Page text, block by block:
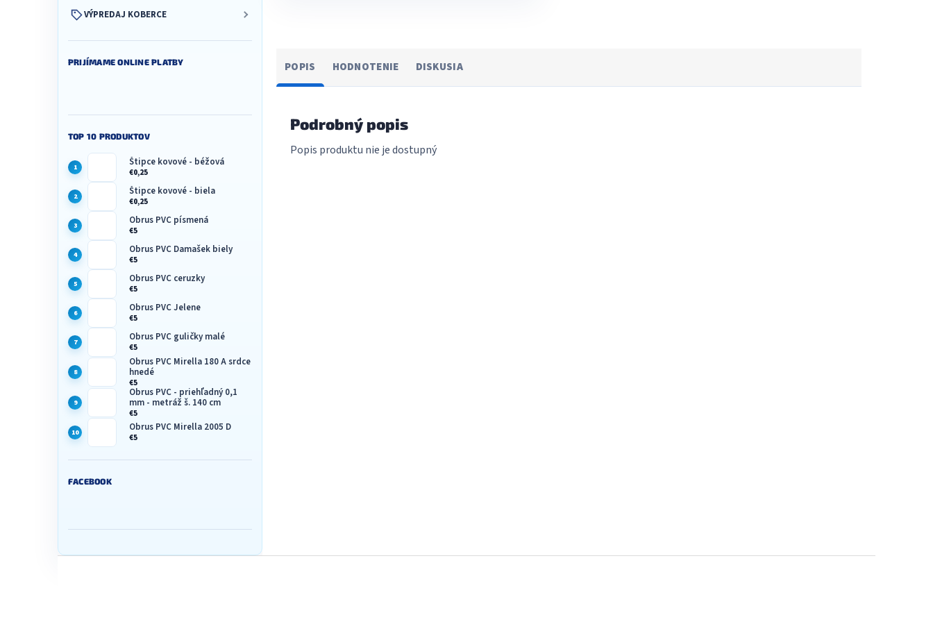
VÝPREDAJ KOBERCE
PRIJÍMAME ONLINE PLATBY
TOP 10 PRODUKTOV
Štipce kovové - béžová
€0,25
Štipce kovové - biela
€0,25
Obrus PVC písmená
€5
Obrus PVC Damašek biely
€5
Obrus PVC ceruzky
€5
Obrus PVC Jelene
€5
Obrus PVC guličky malé
€5
Obrus PVC Mirella 180 A srdce
hnedé
€5
Obrus PVC - priehľadný 0,1
mm - metráž š. 140 cm
€5
Obrus PVC Mirella 2005 D
€5
FACEBOOK
POPIS HODNOTENIE DISKUSIA
Podrobný popis
Popis produktu nie je dostupný